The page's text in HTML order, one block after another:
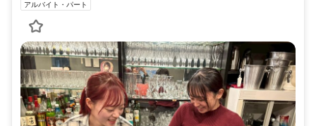
アルバイト・パート